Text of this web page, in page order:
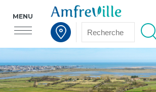
Voir la carte interactive
MENU